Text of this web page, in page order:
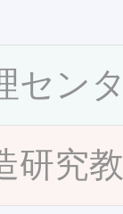
セン
研究